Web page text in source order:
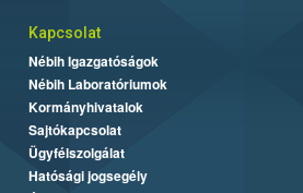
Kapcsolat
Nébih Igazgatóságok
Nébih Laboratóriumok
Kormányhivatalok
Sajtókapcsolat
Ügyfélszolgálat
Hatósági jogsegély